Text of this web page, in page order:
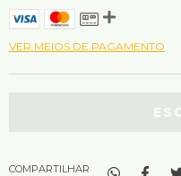
VER MEIOS DE PAGAMENTO
COMPARTILHAR